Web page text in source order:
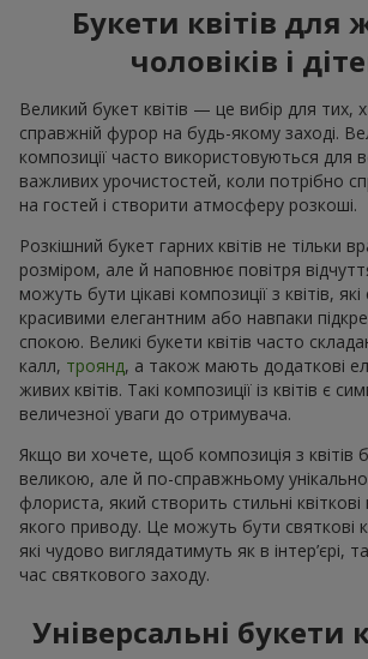
Букети квітів для
чоловіків і
Великий букет квітів — це вибір для тих,
справжній фурор на будь-якому заході.
композиції часто використовуються для
важливих урочистостей, коли потрібно
на гостей і створити атмосферу розкоші.
Розкішний букет гарних квітів не тільки
розміром, але й наповнює повітря
можуть бути цікаві композиції з квітів,
красивими елегантним або навпаки
спокою. Великі букети квітів часто
калл, троянд, а також мають додаткові
живих квітів. Такі композиції із квітів є
величезної уваги до отримувача.
Якщо ви хочете, щоб композиція з квітів
великою, але й по-справжньому
флориста, який створить стильні
якого приводу. Це можуть бути святкові
які чудово виглядатимуть як в інтер’єрі,
час святкового заходу.
Універсальні букети